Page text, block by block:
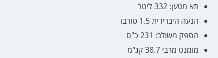
תא מטען: 332 ליטר
הנעה היברידית 1.5 טורבו
הספק משולב: 231 כ"ס
מומנט מרבי 38.7 קג"מ